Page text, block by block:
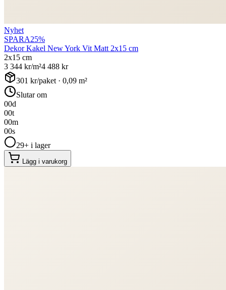
Nyhet
SPARA25%
Dekor Kakel New York Vit Matt 2x15 cm
2x15 cm
3 344 kr/m²4 488 kr
301 kr/paket · 0,09 m²
Slutar om
00d
00t
00m
00s
29+ i lager
Lägg i varukorg